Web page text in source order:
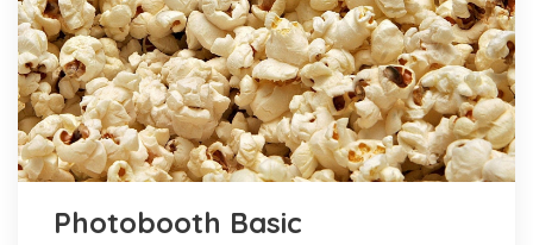
Photobooth Basic